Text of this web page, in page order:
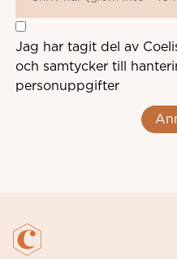
Jag har tagit del av
och samtycker till
personuppgifter